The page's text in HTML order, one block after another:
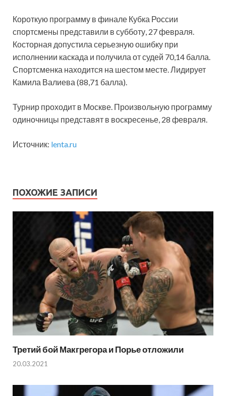
Короткую программу в финале Кубка России
спортсмены представили в субботу, 27 февраля.
Косторная допустила серьезную ошибку при
исполнении каскада и получила от судей 70,14 балла.
Спортсменка находится на шестом месте. Лидирует
Камила Валиева (88,71 балла).
Турнир проходит в Москве. Произвольную программу
одиночницы представят в воскресенье, 28 февраля.
Источник: lenta.ru
ПОХОЖИЕ ЗАПИСИ
Третий бой Макгрегора и Порье отложили
20.03.2021